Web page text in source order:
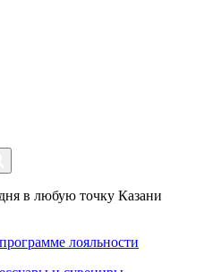
в любую точку Казани
лояльности